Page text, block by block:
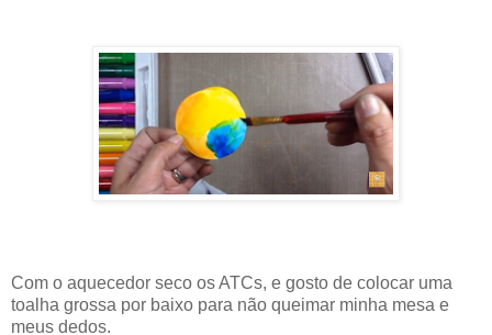
Com o aquecedor seco os ATCs, e gosto de colocar uma
toalha grossa por baixo para não queimar minha mesa e
meus dedos.